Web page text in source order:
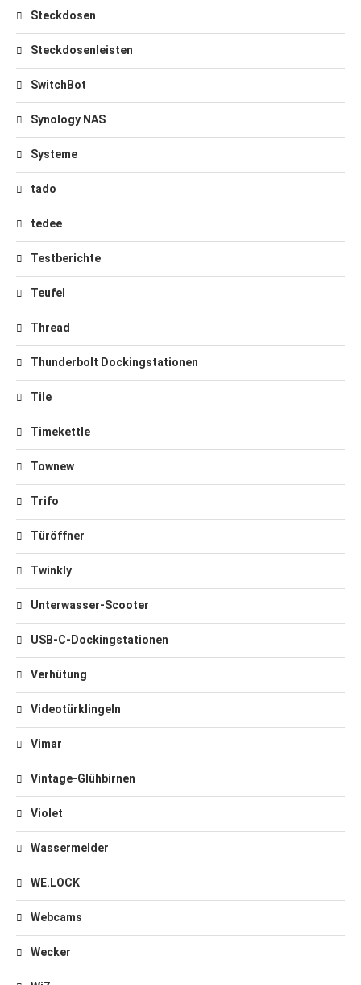
Steckdosen
Steckdosenleisten
SwitchBot
Synology NAS
Systeme
tado
tedee
Testberichte
Teufel
Thread
Thunderbolt Dockingstationen
Tile
Timekettle
Townew
Trifo
Türöffner
Twinkly
Unterwasser-Scooter
USB-C-Dockingstationen
Verhütung
Videotürklingeln
Vimar
Vintage-Glühbirnen
Violet
Wassermelder
WE.LOCK
Webcams
Wecker